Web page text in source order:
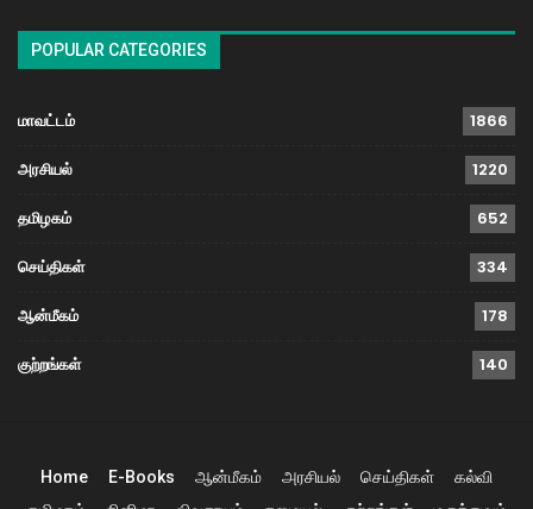
POPULAR CATEGORIES
மாவட்டம் 1866
அரசியல் 1220
தமிழகம் 652
செய்திகள் 334
ஆன்மீகம் 178
குற்றங்கள் 140
Home E-Books ஆன்மீகம் அரசியல் செய்திகள்
கல்வி